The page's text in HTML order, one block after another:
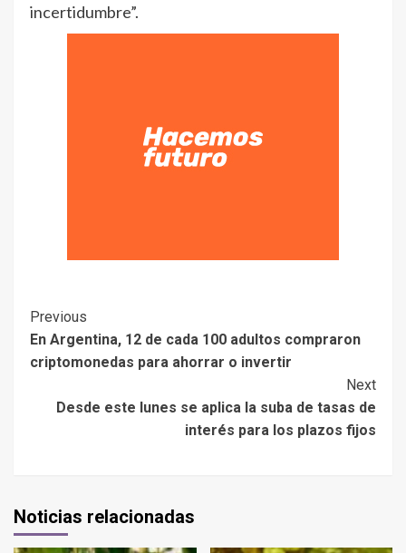
incertidumbre”.
Previous
En Argentina, 12 de cada 100 adultos compraron
criptomonedas para ahorrar o invertir
Next
Desde este lunes se aplica la suba de tasas de
interés para los plazos fijos
Noticias relacionadas